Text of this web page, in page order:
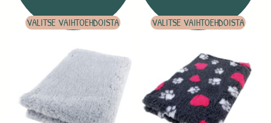
VALITSE VAIHTOEHDOISTA VALITSE VAIHTOEHDOISTA